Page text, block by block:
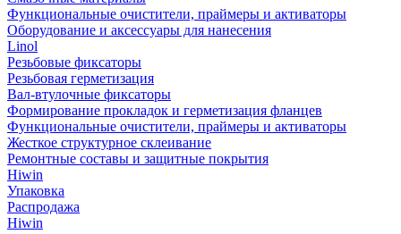
Функциональные очистители, праймеры и активаторы
Оборудование и аксессуары для нанесения
Linol
Резьбовые фиксаторы
Резьбовая герметизация
Вал-втулочные фиксаторы
Формирование прокладок и герметизация фланцев
Функциональные очистители, праймеры и активаторы
Жесткое структурное склеивание
Ремонтные составы и защитные покрытия
Hiwin
Упаковка
Распродажа
Hiwin